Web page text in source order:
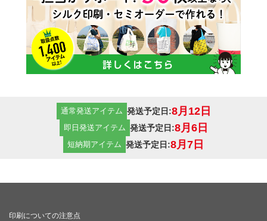
通常発送アイテム 発送予定日:8月12日
即日発送アイテム 発送予定日:8月6日
短納期アイテム 発送予定日:8月7日
印刷についての注意点